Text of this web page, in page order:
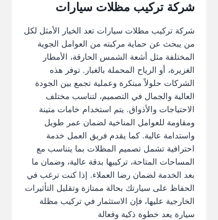
شركة تركيب مظلات سيارات
شركة تركيب مظلات سيارات تعد الخيار الأمثل لكل
من يبحث عن حماية مركبته من العوامل الجوية
المختلفة مثل أشعة الشمس الحارقة، الأمطار
الغزيرة، أو الرياح المحملة بالغبار. توفر هذه
الشركات حلولاً مبتكرة وعملية تجمع بين الجودة
العالية والجمال في التصميم، لتناسب مختلف
الاحتياجات والأذواق. يتم استخدام خامات متينة
ومقاومة للعوامل المناخية لضمان عمر طويل
واستدامة عالية. كما يقدم فريق العمل خدمة
احترافية تشمل تصميم المظلات بما يتناسب مع
المساحات المتاحة، تركيبها بدقة عالية، وضمان ما
بعد الخدمة لضمان رضا العملاء. إذا كنت ترغب في
الحفاظ على سيارتك بحالة ممتازة وتقليل التأثيرات
الخارجية عليها، فإن الاستثمار في تركيب مظلة
سيارة يعد خطوة ذكية وفعالة